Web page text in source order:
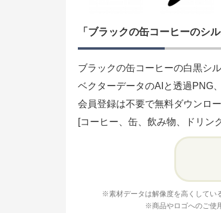
「ブラックの缶コーヒーのシ
ブラックの缶コーヒーの白黒シ
ベクターデータのAIと透過PNG
会員登録は不要で無料ダウンロー
[コーヒー、缶、飲み物、ドリン
※素材データは解像度を高くしてい
※商品やロゴへのご使